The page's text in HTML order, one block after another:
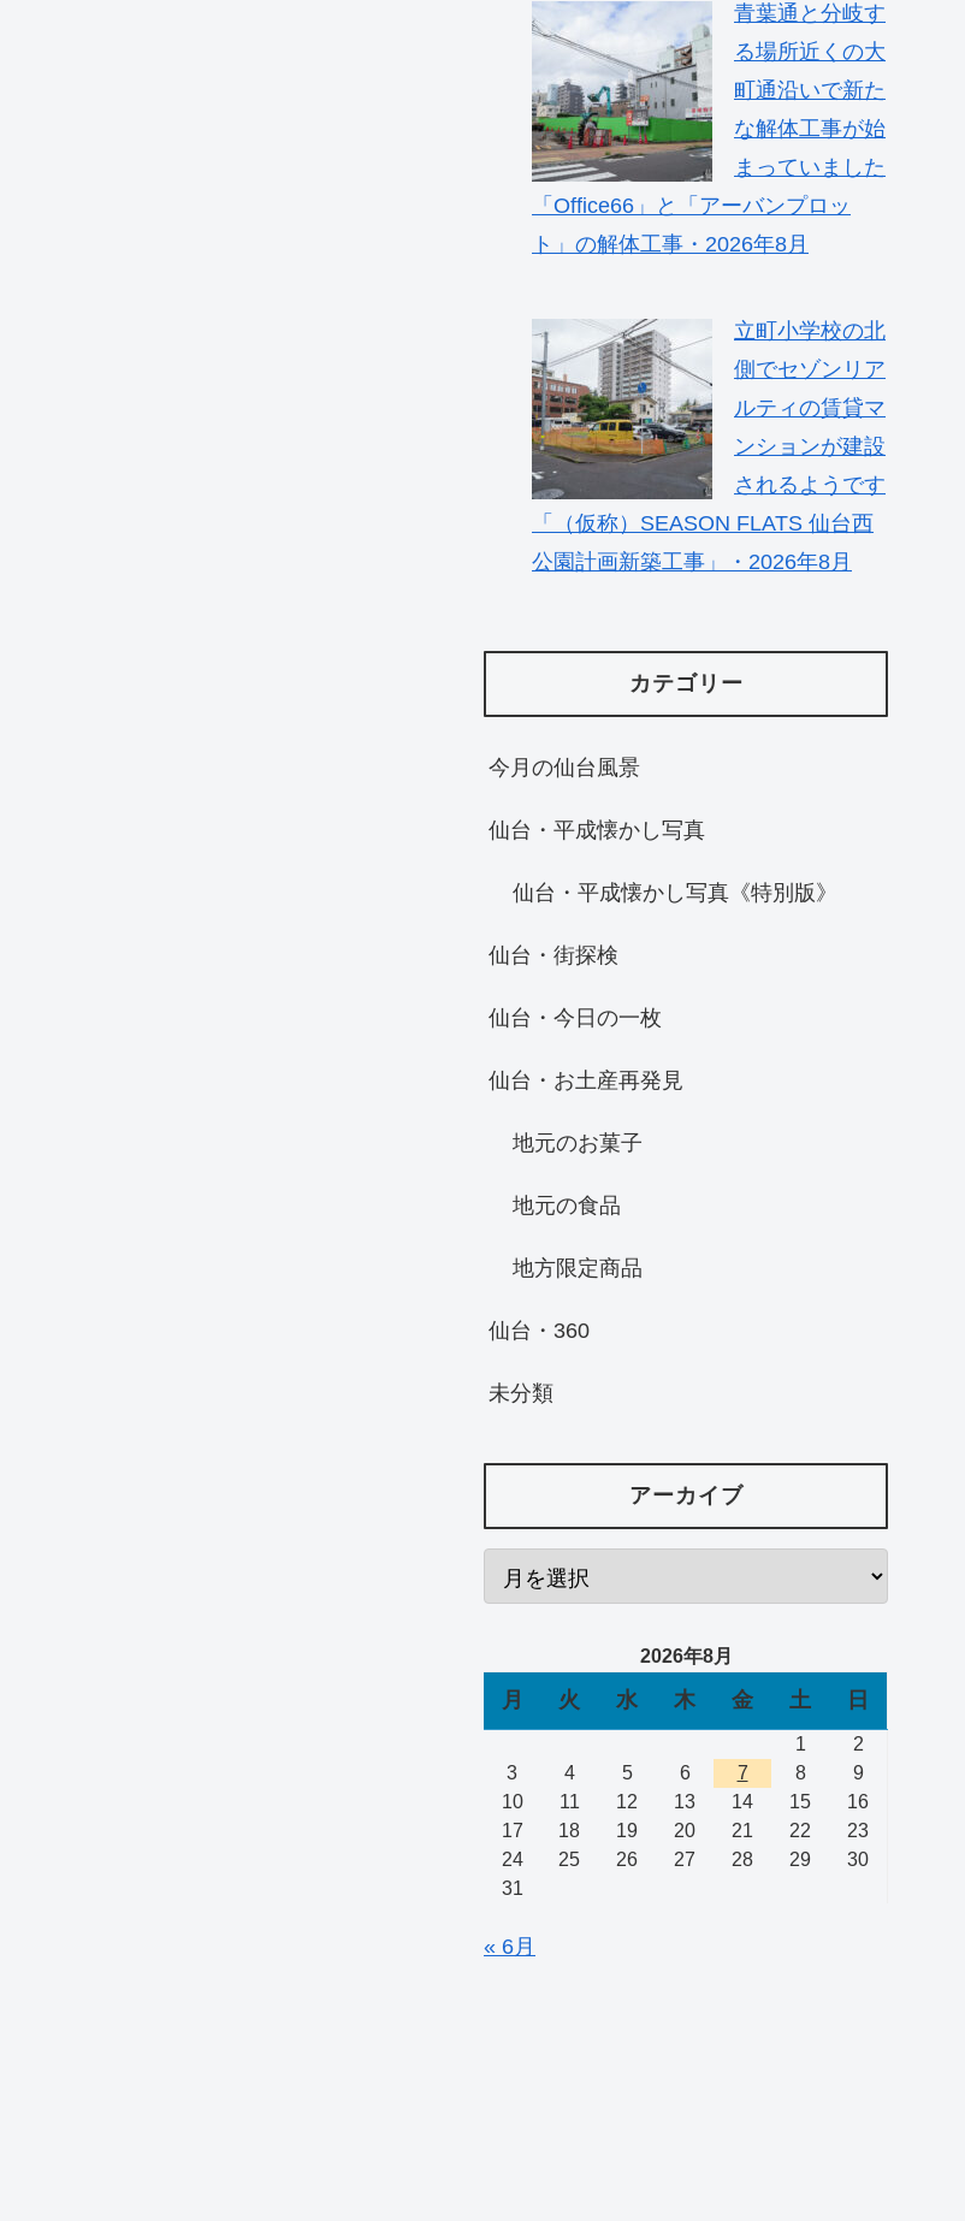
青葉通と分岐す
る場所近くの大
町通沿いで新た
な解体工事が始
まっていました
「Office66」と「アーバンプロッ
ト」の解体工事・2026年8月
立町小学校の北
側でセゾンリア
ルティの賃貸マ
ンションが建設
されるようです
「（仮称）SEASON FLATS 仙台西
公園計画新築工事」・2026年8月
カテゴリー
今月の仙台風景
仙台・平成懐かし写真
仙台・平成懐かし写真《特別版》
仙台・街探検
仙台・今日の一枚
仙台・お土産再発見
地元のお菓子
地元の食品
地方限定商品
仙台・360
未分類
アーカイブ
2026年8月
月 火 水 木 金 土 日
1
2
3
4 5 6 7 8
9
10
11 12 13 14 15
16
17
18 19 20 21 22
23
24
25 26 27 28 29
30
31
« 6月